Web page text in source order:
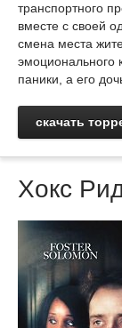
транспортного
вместе с своей
смена места
эмоционального
паники, а его
скачать
Хокс